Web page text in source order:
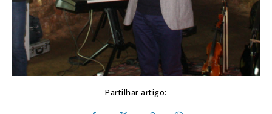
Partilhar artigo: